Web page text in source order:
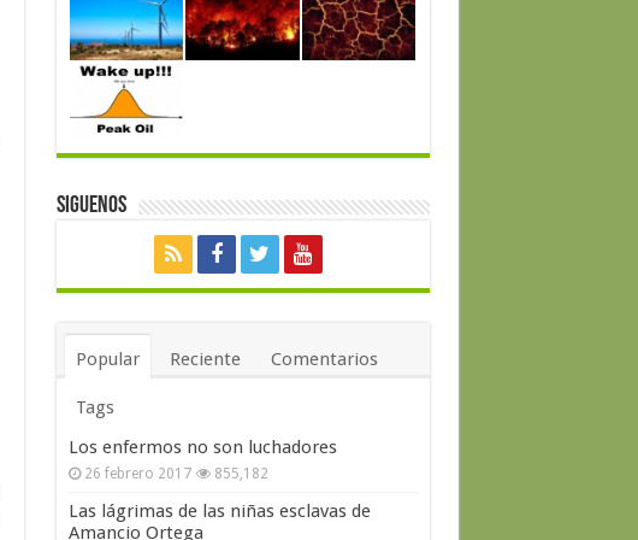
Siguenos
Popular Reciente Comentarios
Tags
Los enfermos no son luchadores
26 febrero 2017 855,182
Las lágrimas de las niñas esclavas de
Amancio Ortega